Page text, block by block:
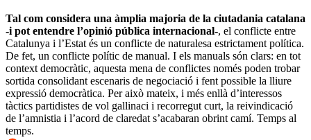
Tal com considera una àmplia majoria de la ciutadania catalana
-i pot entendre l’opinió pública internacional-, el conflicte entre
Catalunya i l’Estat és un conflicte de naturalesa estrictament política.
De fet, un conflicte polític de manual. I els manuals són clars: en tot
context democràtic, aquesta mena de conflictes només poden trobar
sortida consolidant escenaris de negociació i fent possible la lliure
expressió democràtica. Per això mateix, i més enllà d’interessos
tàctics partidistes de vol gallinaci i recorregut curt, la reivindicació
de l’amnistia i l’acord de claredat s’acabaran obrint camí. Temps al
temps.